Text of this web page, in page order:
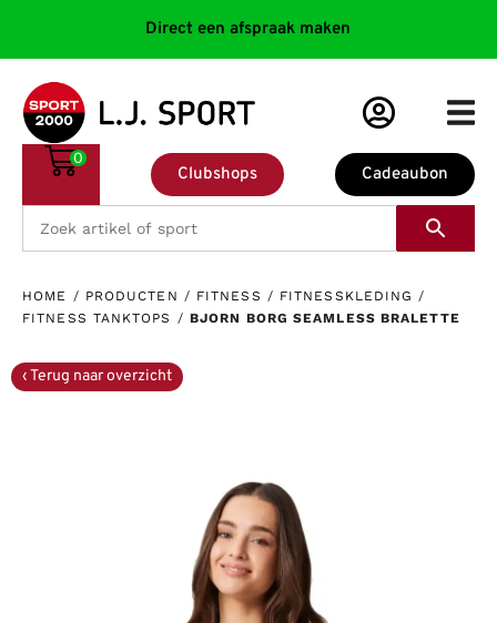
Direct een afspraak maken
Cadeaubon
Clubshops
0
HOME / PRODUCTEN / FITNESS / FITNESSKLEDING /
FITNESS TANKTOPS / BJORN BORG SEAMLESS BRALETTE